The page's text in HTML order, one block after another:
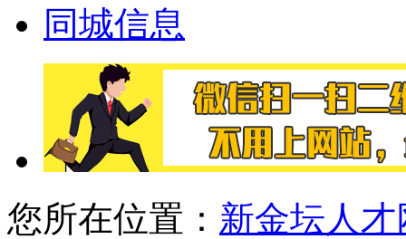
同城信息
您所在位置： 新金坛人才